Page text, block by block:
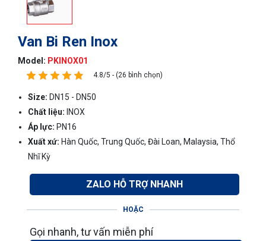
Van Bi Ren Inox
Model: PKINOX01
4.8/5 - (26 bình chọn)
Size: DN15 - DN50
Chất liệu: INOX
Áp lực: PN16
Xuất xứ: Hàn Quốc, Trung Quốc, Đài Loan, Malaysia, Thổ
Nhĩ Kỳ
ZALO HỖ TRỢ NHANH
HOẶC
Gọi nhanh, tư vấn miễn phí